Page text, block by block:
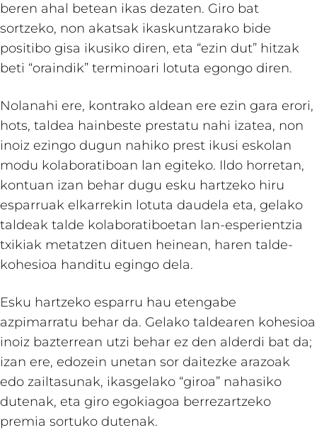
beren ahal betean ikas dezaten. Giro bat
sortzeko, non akatsak ikaskuntzarako bide
positibo gisa ikusiko diren, eta “ezin dut” hitzak
beti “oraindik” terminoari lotuta egongo diren.
Nolanahi ere, kontrako aldean ere ezin gara erori,
hots, taldea hainbeste prestatu nahi izatea, non
inoiz ezingo dugun nahiko prest ikusi eskolan
modu kolaboratiboan lan egiteko. Ildo horretan,
kontuan izan behar dugu esku hartzeko hiru
esparruak elkarrekin lotuta daudela eta, gelako
taldeak talde kolaboratiboetan lan-esperientzia
txikiak metatzen dituen heinean, haren talde-
kohesioa handitu egingo dela.
Esku hartzeko esparru hau etengabe
azpimarratu behar da. Gelako taldearen kohesioa
inoiz bazterrean utzi behar ez den alderdi bat da;
izan ere, edozein unetan sor daitezke arazoak
edo zailtasunak, ikasgelako “giroa” nahasiko
dutenak, eta giro egokiagoa berrezartzeko
premia sortuko dutenak.